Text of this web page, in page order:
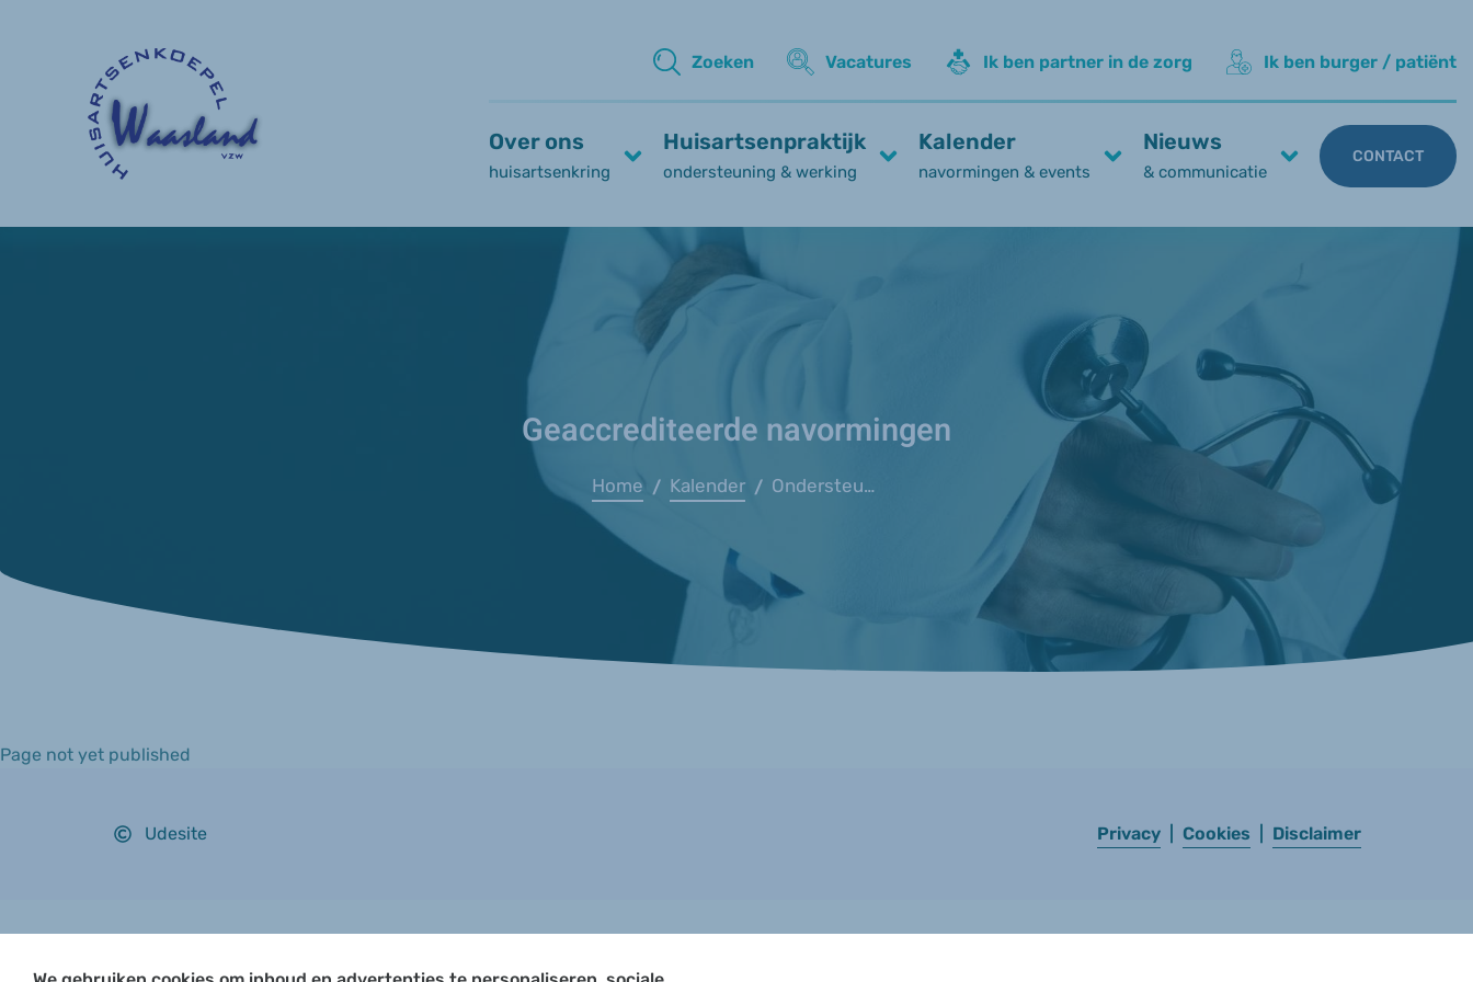
CONTACT
Over ons
huisartsenkring
Huisartsenpraktijk
ondersteuning & werking
Kalender
navormingen & events
Nieuws
& communicatie
Zoeken Vacatures Ik ben partner in de zorg Ik ben burger / patiënt
Geaccrediteerde navormingen
Home / Kalender / Ondersteuningsaanbod eetstoornissen in O-Vl. (RADAR)
Page not yet published
Privacy Cookies Disclaimer
Udesite